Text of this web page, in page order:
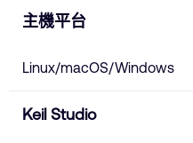
主機平台
Linux/macOS/Windows
Keil Studio